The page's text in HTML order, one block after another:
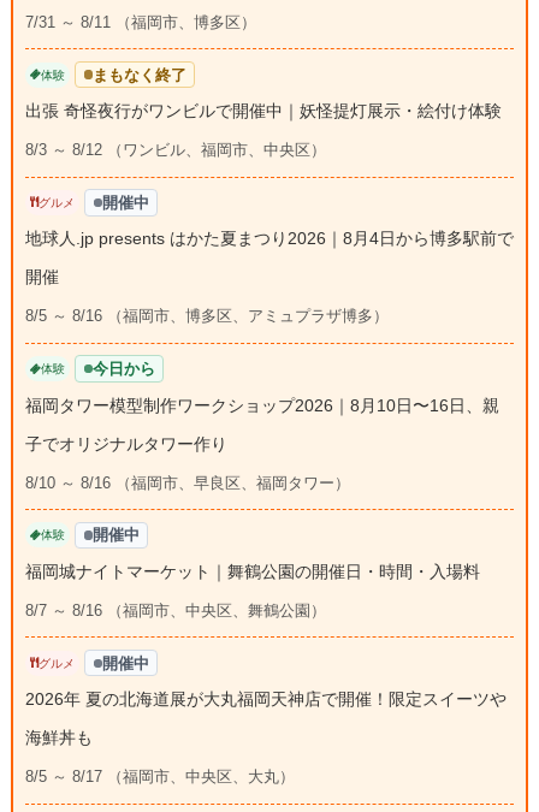
7/31 ～ 8/11 （福岡市、博多区）
体験 まもなく終了
出張 奇怪夜行がワンビルで開催中｜妖怪提灯展示・絵付け体験
8/3 ～ 8/12 （ワンビル、福岡市、中央区）
グルメ 開催中
地球人.jp presents はかた夏まつり2026｜8月4日から博多駅前で
開催
8/5 ～ 8/16 （福岡市、博多区、アミュプラザ博多）
体験 今日から
福岡タワー模型制作ワークショップ2026｜8月10日〜16日、親
子でオリジナルタワー作り
8/10 ～ 8/16 （福岡市、早良区、福岡タワー）
体験 開催中
福岡城ナイトマーケット｜舞鶴公園の開催日・時間・入場料
8/7 ～ 8/16 （福岡市、中央区、舞鶴公園）
グルメ 開催中
2026年 夏の北海道展が大丸福岡天神店で開催！限定スイーツや
海鮮丼も
8/5 ～ 8/17 （福岡市、中央区、大丸）